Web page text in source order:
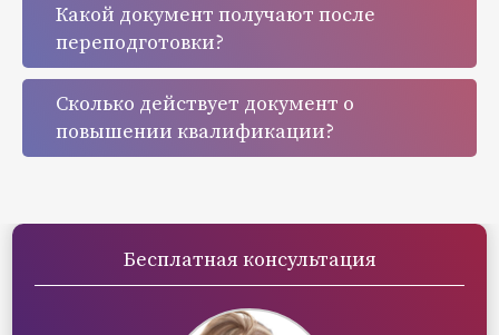
Какой документ получают после
переподготовки?
Сколько действует документ о
повышении квалификации?
Бесплатная консультация